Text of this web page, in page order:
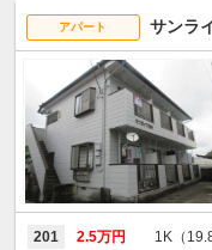
アパート サンラ
201 2.5万円 1K（